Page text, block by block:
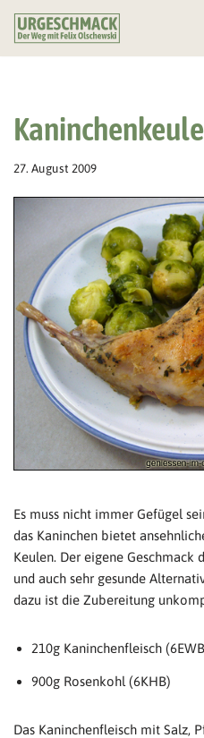
Zum
27. August 2009
Es muss nicht immer Gefügel
das Kaninchen bietet
Keulen. Der eigene Geschmack
und auch sehr gesunde
dazu ist die Zubereitung
210g Kaninchenfleisch
900g Rosenkohl (6KHB)
Das Kaninchenfleisch mit Salz,